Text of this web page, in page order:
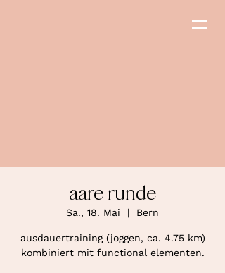
aare runde
Sa., 18. Mai
  |
Bern
ausdauertraining (joggen, ca. 4.75 km)
kombiniert mit functional elementen.